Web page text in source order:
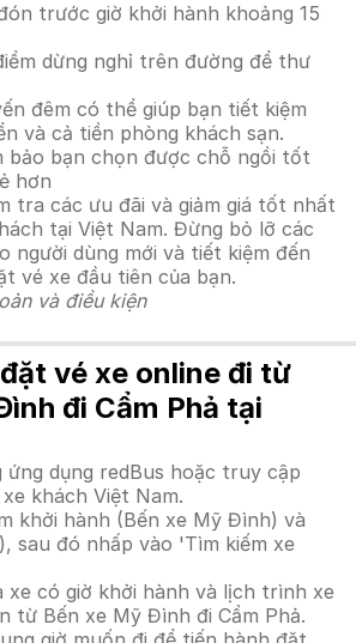
trước giờ khởi hành khoảng 15
dừng nghỉ trên đường để thư
đêm có thể giúp bạn tiết kiệm
và cả tiền phòng khách sạn.
bảo bạn chọn được chỗ ngồi tốt
hơn
tra các ưu đãi và giảm giá tốt nhất
tại Việt Nam. Đừng bỏ lỡ các
người dùng mới và tiết kiệm đến
vé xe đầu tiên của bạn.
và điều kiện
vé xe online đi từ
đi Cẩm Phả tại
ứng dụng redBus hoặc truy cập
khách Việt Nam.
khởi hành (Bến xe Mỹ Đình) và
sau đó nhấp vào 'Tìm kiếm xe
xe có giờ khởi hành và lịch trình xe
từ Bến xe Mỹ Đình đi Cẩm Phả.